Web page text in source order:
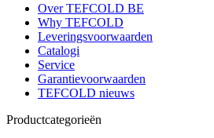
Over TEFCOLD BE
Why TEFCOLD
Leveringsvoorwaarden
Catalogi
Service
Garantievoorwaarden
TEFCOLD nieuws
Productcategorieën